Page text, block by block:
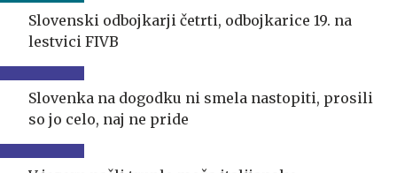
Slovenski odbojkarji četrti, odbojkarice 19. na
lestvici FIVB
Slovenka na dogodku ni smela nastopiti, prosili
so jo celo, naj ne pride